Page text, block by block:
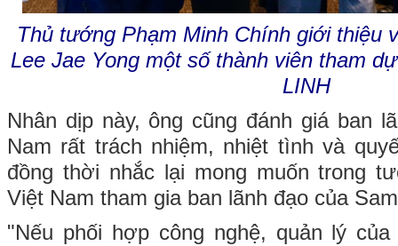
Thủ tướng Phạm Minh Chính giới thiệu
Lee Jae Yong một số thành viên tham
LINH
Nhân dịp này, ông cũng đánh giá ban
Nam rất trách nhiệm, nhiệt tình và
đồng thời nhắc lại mong muốn trong
Việt Nam tham gia ban lãnh đạo của
"Nếu phối hợp công nghệ, quản lý